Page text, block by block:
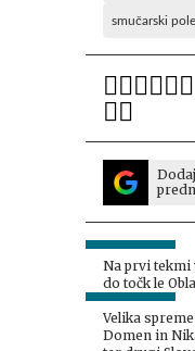
smučarski
Na prvi tekmi
do točk le
Velika
Domen in